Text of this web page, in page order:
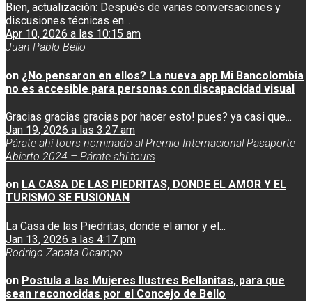
Bien, actualización: Después de varias conversaciones y
discusiones técnicas en...
Apr 10, 2026 a las 10:15 am
Juan Pablo Bello
on ¿No pensaron en ellos? La nueva app Mi Bancolombia
no es accesible para personas con discapacidad visual
Gracias gracias gracias por hacer esto! pues? ya casi que...
Jan 19, 2026 a las 3:27 am
Párate ahí tours nominado al Premio Internacional Pasaporte
Abierto 2024 – Párate ahí tours
on LA CASA DE LAS PIEDRITAS, DONDE EL AMOR Y EL
TURISMO SE FUSIONAN
La Casa de las Piedritas, donde el amor y el...
Jan 13, 2026 a las 4:17 pm
Rodrigo Zapata Ocampo
on Postula a las Mujeres Ilustres Bellanitas, para que
sean reconocidas por el Concejo de Bello